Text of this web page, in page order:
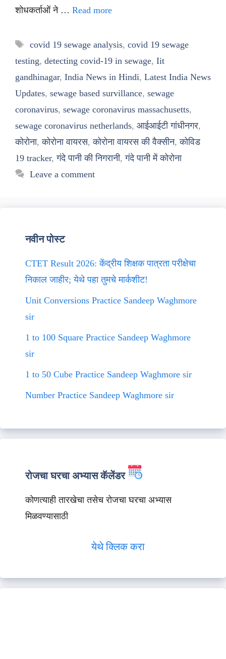
शोधकर्ताओं ने … Read more
Tags
covid 19 sewage analysis, covid 19 sewage
testing, detecting covid-19 in sewage, Iit
gandhinagar, India News in Hindi, Latest India News
Updates, sewage based survillance, sewage
coronavirus, sewage coronavirus massachusetts,
sewage coronavirus netherlands, आईआईटी गांधीनगर,
कोरोना,कोरोना वायरस,कोरोना वायरस की वैक्सीन,कोविड
19 tracker,गंदे पानी की निगरानी,गंदे पानी में कोरोना
Leave a comment
नवीन पोस्ट
CTET Result 2026: केंद्रीय शिक्षक पात्रता परीक्षेचा
निकाल जाहीर; येथे पहा तुमचे मार्कशीट!
Unit Conversions Practice Sandeep Waghmore
sir
1 to 100 Square Practice Sandeep Waghmore
sir
1 to 50 Cube Practice Sandeep Waghmore sir
Number Practice Sandeep Waghmore sir
रोजचा घरचा अभ्यास कॅलेंडर
कोणत्याही तारखेचा तसेच रोजचा घरचा अभ्यास
मिळवण्यासाठी
येथे क्लिक करा